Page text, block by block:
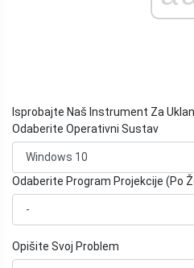
Isprobajte Naš Instrument Za
Odaberite Operativni Sustav
Odaberite Program Projekcije (Po
Opišite Svoj Problem